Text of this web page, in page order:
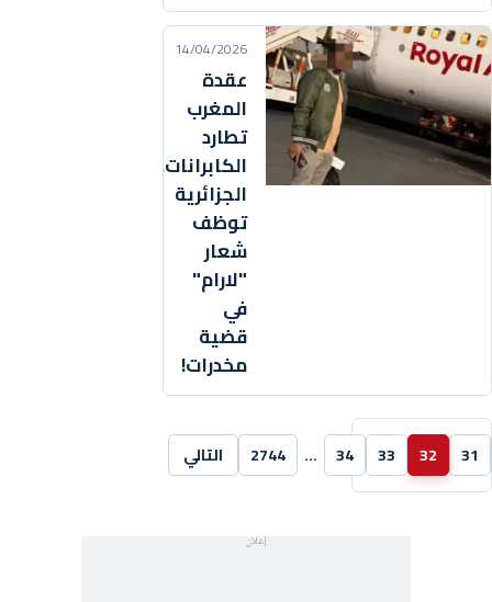
14/04/2026
عقدة
المغرب
تطارد
الكابرانات..الشرطة
الجزائرية
توظف
شعار
"لارام"
في
قضية
مخدرات!
31
32
33
34
…
2744 التالي